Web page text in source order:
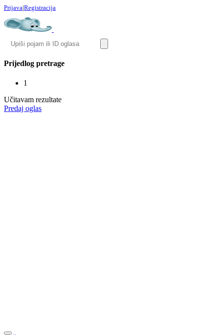
Prijava|Registracija
Prijedlog pretrage
1
Učitavam rezultate
Predaj oglas